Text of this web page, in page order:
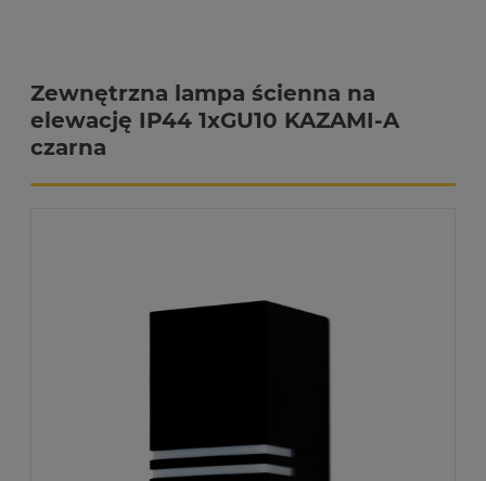
Zewnętrzna lampa ścienna na
elewację IP44 1xGU10 KAZAMI-A
czarna